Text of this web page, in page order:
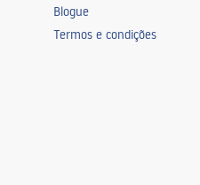
Blogue
Termos e condições